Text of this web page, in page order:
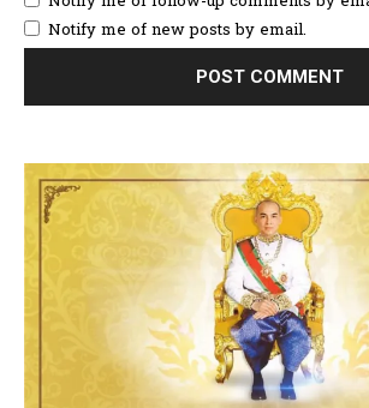
Notify me of new posts by email.